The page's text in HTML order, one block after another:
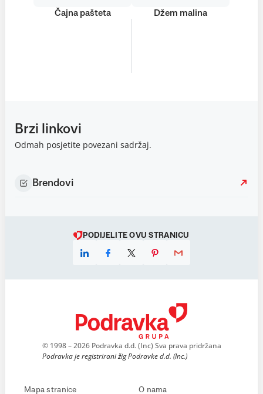
Čajna pašteta Džem malina
Brzi linkovi
Odmah posjetite povezani sadržaj.
Brendovi
PODIJELITE OVU STRANICU
© 1998 – 2026 Podravka d.d. (Inc) Sva prava pridržana
Podravka je registrirani žig Podravke d.d. (Inc.)
Mapa stranice O nama